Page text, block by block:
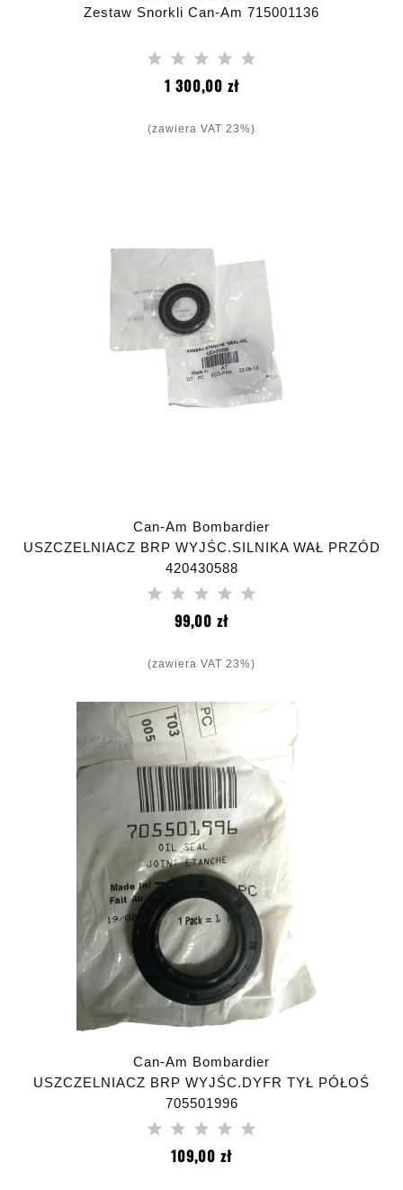
Zestaw Snorkli Can-Am 715001136
1 300,00 złCena
(zawiera VAT 23%)
Can-Am Bombardier
USZCZELNIACZ BRP WYJŚC.SILNIKA WAŁ PRZÓD
420430588
99,00 złCena
(zawiera VAT 23%)
Can-Am Bombardier
USZCZELNIACZ BRP WYJŚC.DYFR TYŁ PÓŁOŚ
705501996
109,00 złCena